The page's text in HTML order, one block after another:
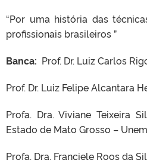
“Por uma história das
profissionais brasileiros ”
Banca: Prof. Dr. Luiz Carlos
Prof. Dr. Luiz Felipe Alcantara
Profa. Dra. Viviane Teixeira
Estado de Mato Grosso –
Profa. Dra. Franciele Roos da